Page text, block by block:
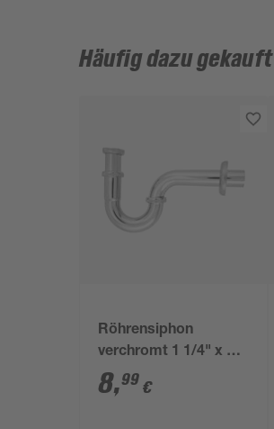
Häufig dazu gekauft
Röhrensiphon
verchromt 1 1/4" x 32
mm
8,99 €